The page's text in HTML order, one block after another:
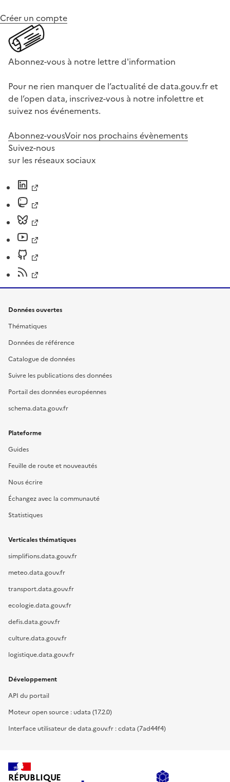
Créer un compte
Abonnez-vous à notre lettre d'information
Pour ne rien manquer de l’actualité de data.gouv.fr et
de l’open data, inscrivez-vous à notre infolettre et
suivez nos événements.
Abonnez-vousVoir nos prochains évènements
Suivez-nous
sur les réseaux sociaux
Données ouvertes
Thématiques
Données de référence
Catalogue de données
Suivre les publications des données
Portail des données européennes
schema.data.gouv.fr
Plateforme
Guides
Feuille de route et nouveautés
Nous écrire
Échangez avec la communauté
Statistiques
Verticales thématiques
simplifions.data.gouv.fr
meteo.data.gouv.fr
transport.data.gouv.fr
ecologie.data.gouv.fr
defis.data.gouv.fr
culture.data.gouv.fr
logistique.data.gouv.fr
Développement
API du portail
Moteur open source : udata (17.2.0)
Interface utilisateur de data.gouv.fr : cdata (7ad44f4)
RÉPUBLIQUE